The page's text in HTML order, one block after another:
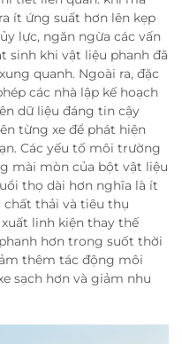
ít ứng suất hơn lên kẹp
lực, ngăn ngừa các vấn
sinh khi vật liệu phanh đã
quanh. Ngoài ra, đặc
các nhà lập kế hoạch
dữ liệu đáng tin cậy
từng xe để phát hiện
Các yếu tố môi trường
mài mòn của bột vật liệu
thọ dài hơn nghĩa là ít
chất thải và tiêu thụ
linh kiện thay thế
hơn trong suốt thời
thêm tác động môi
sạch hơn và giảm nhu